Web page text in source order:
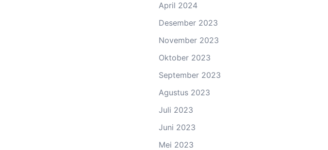
April 2024
Desember 2023
November 2023
Oktober 2023
September 2023
Agustus 2023
Juli 2023
Juni 2023
Mei 2023